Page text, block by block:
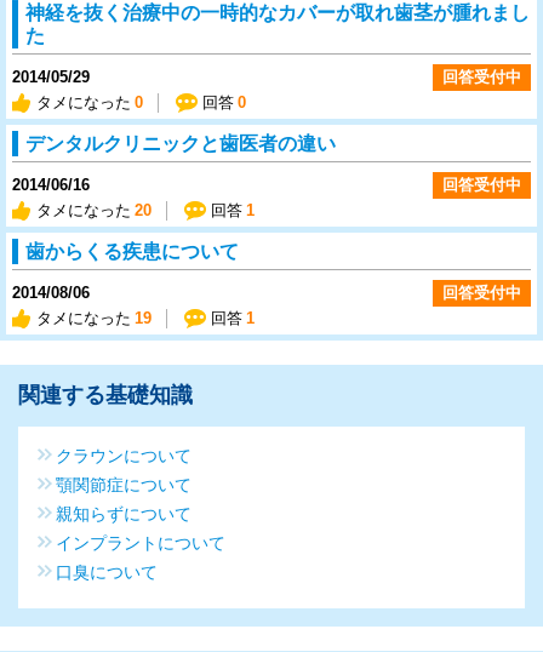
神経を抜く治療中の一時的なカバーが取れ歯茎が腫れまし
た
2014/05/29
タメになった 0 回答 0
回答受付中
デンタルクリニックと歯医者の違い
2014/06/16
タメになった 20 回答 1
回答受付中
歯からくる疾患について
2014/08/06
タメになった 19 回答 1
回答受付中
関連する基礎知識
クラウンについて
顎関節症について
親知らずについて
インプラントについて
口臭について